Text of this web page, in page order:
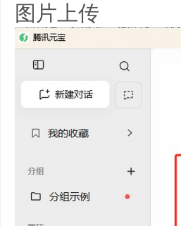
图片上传